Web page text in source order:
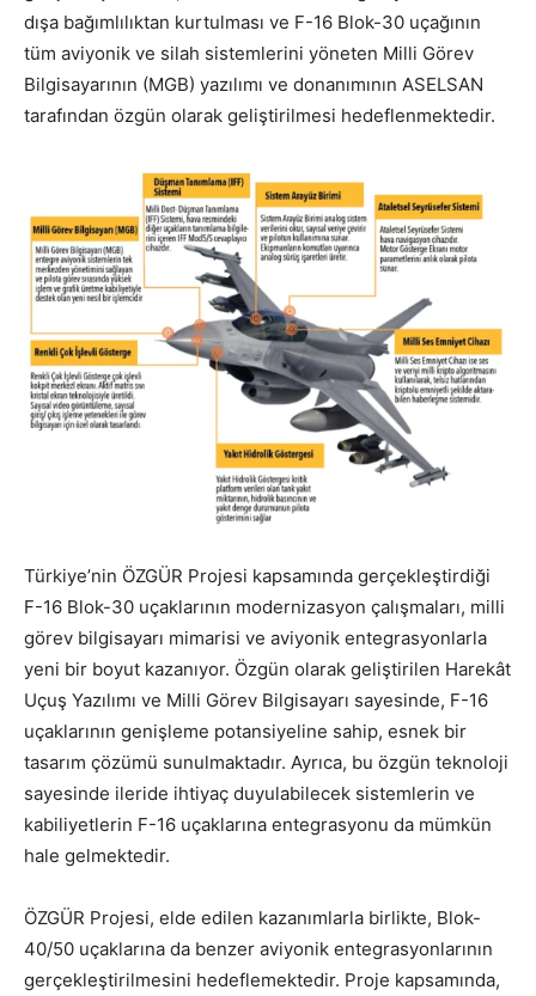
dışa bağımlılıktan kurtulması ve F-16 Blok-30 uçağının
tüm aviyonik ve silah sistemlerini yöneten Milli Görev
Bilgisayarının (MGB) yazılımı ve donanımının ASELSAN
tarafından özgün olarak geliştirilmesi hedeflenmektedir.
Türkiye’nin ÖZGÜR Projesi kapsamında gerçekleştirdiği
F-16 Blok-30 uçaklarının modernizasyon çalışmaları, milli
görev bilgisayarı mimarisi ve aviyonik entegrasyonlarla
yeni bir boyut kazanıyor. Özgün olarak geliştirilen Harekât
Uçuş Yazılımı ve Milli Görev Bilgisayarı sayesinde, F-16
uçaklarının genişleme potansiyeline sahip, esnek bir
tasarım çözümü sunulmaktadır. Ayrıca, bu özgün teknoloji
sayesinde ileride ihtiyaç duyulabilecek sistemlerin ve
kabiliyetlerin F-16 uçaklarına entegrasyonu da mümkün
hale gelmektedir.
ÖZGÜR Projesi, elde edilen kazanımlarla birlikte, Blok-
40/50 uçaklarına da benzer aviyonik entegrasyonlarının
gerçekleştirilmesini hedeflemektedir. Proje kapsamında,